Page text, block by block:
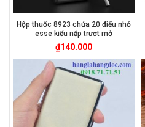
Hộp thuốc 8923 chứa 20 điếu nhỏ
esse kiểu nắp trượt mở
₫140.000